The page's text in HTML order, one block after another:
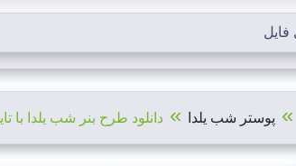
» پوستر شب یلدا »دانلود طرح بنر شب یلدا با